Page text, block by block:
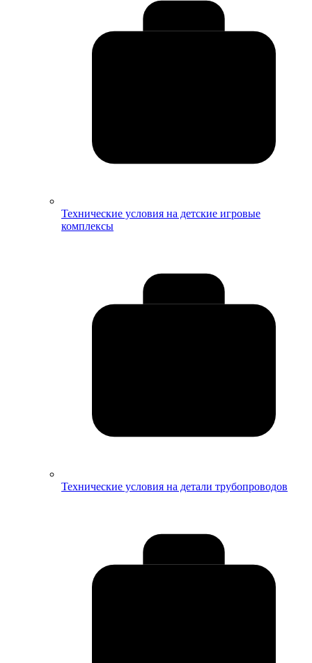
Технические условия на детские игровые
комплексы
Технические условия на детали трубопроводов